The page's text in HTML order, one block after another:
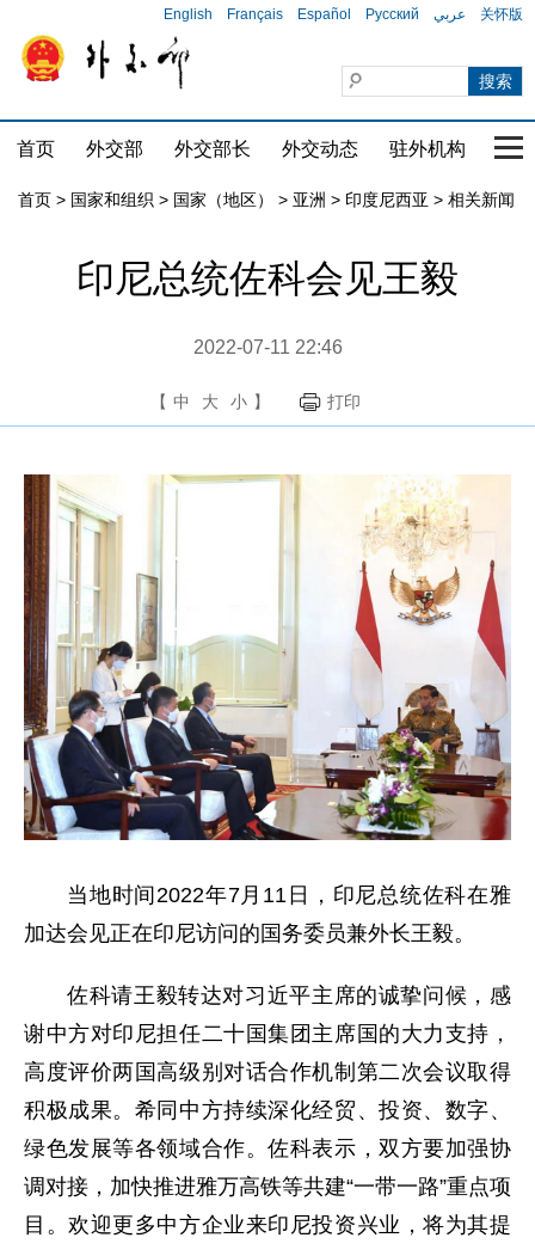
English Français Español Русский عربي 关怀版
首页 外交部 外交部长 外交动态 驻外机构 国
首页 > 国家和组织 > 国家（地区） > 亚洲 > 印度尼西亚 > 相关新闻
印尼总统佐科会见王毅
2022-07-11 22:46
【 中 大 小 】 打印
当地时间2022年7月11日，印尼总统佐科在雅
加达会见正在印尼访问的国务委员兼外长王毅。
佐科请王毅转达对习近平主席的诚挚问候，感
谢中方对印尼担任二十国集团主席国的大力支持，
高度评价两国高级别对话合作机制第二次会议取得
积极成果。希同中方持续深化经贸、投资、数字、
绿色发展等各领域合作。佐科表示，双方要加强协
调对接，加快推进雅万高铁等共建“一带一路”重点项
目。欢迎更多中方企业来印尼投资兴业，将为其提